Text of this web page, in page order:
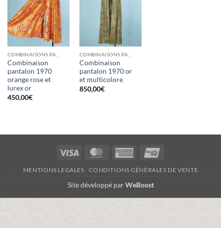
COMBINAISONS PANTALONS
Combinaison
pantalon 1970
orange rose et
lurex or
450,00€
COMBINAISONS PANTALONS
Combinaison
pantalon 1970 or
et multicolore
850,00€
Visa MasterCardAmerican
MENTIONS LEGALES CONDITIONS GÉNÉRALES DE VENTE
Site développé parWeBoost